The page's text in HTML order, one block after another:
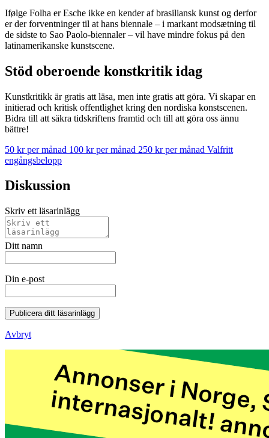
Ifølge Folha er Esche ikke en kender af brasiliansk kunst og derfor
er der forventninger til at hans biennale – i markant modsætning til
de sidste to Sao Paolo-biennaler – vil have mindre fokus på den
latinamerikanske kunstscene.
Stöd oberoende konstkritik idag
Kunstkritikk är gratis att läsa, men inte gratis att göra. Vi skapar en
initierad och kritisk offentlighet kring den nordiska konstscenen.
Bidra till att säkra tidskriftens framtid och till att göra oss ännu
bättre!
50 kr per månad 100 kr per månad 250 kr per månad Valfritt
engångsbelopp
Diskussion
Skriv ett läsarinlägg
Ditt namn
Din e-post
Publicera ditt läsarinlägg
Avbryt